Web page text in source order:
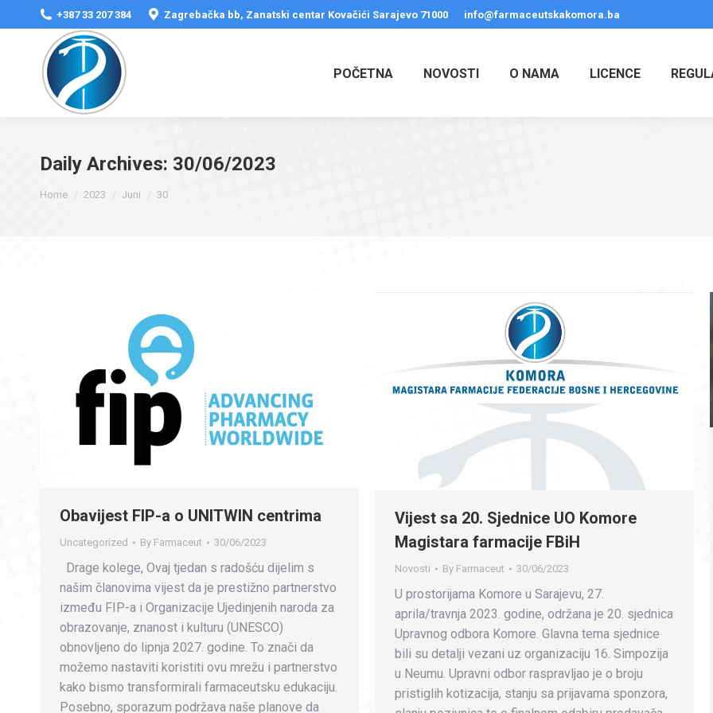
+387 33 207 384 Zagrebačka bb, Zanatski centar Kovačići Sarajevo 71000 info@farmaceutskakomora.ba
POČETNA NOVOSTI O NAMA LICENCE
Daily Archives: 30/06/2023
Home 2023 Juni 30
Obavijest FIP-a o UNITWIN centrima
Uncategorized By Farmaceut 30/06/2023
Drage kolege, Ovaj tjedan s radošću dijelim s
našim članovima vijest da je prestižno partnerstvo
između FIP-a i Organizacije Ujedinjenih naroda za
obrazovanje, znanost i kulturu (UNESCO)
obnovljeno do lipnja 2027. godine. To znači da
možemo nastaviti koristiti ovu mrežu i partnerstvo
kako bismo transformirali farmaceutsku edukaciju.
Posebno, sporazum podržava naše planove da
Vijest sa 20. Sjednice UO Komore
Magistara farmacije FBiH
Novosti By Farmaceut 30/06/2023
U prostorijama Komore u Sarajevu, 27.
aprila/travnja 2023. godine, održana je 20. sjednica
Upravnog odbora Komore. Glavna tema sjednice
bili su detalji vezani uz organizaciju 16. Simpozija
u Neumu. Upravni odbor raspravljao je o broju
pristiglih kotizacija, stanju sa prijavama sponzora,